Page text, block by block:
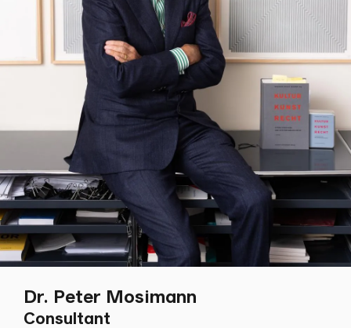
Dr. Peter Mosimann
Consultant
Écrire Copier
Appel Copier